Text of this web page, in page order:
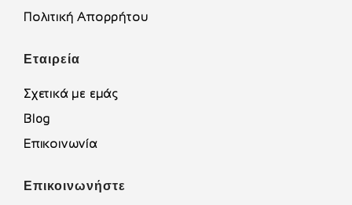
Πολιτική Απορρήτου
Εταιρεία
Σχετικά με εμάς
Blog
Επικοινωνία
Επικοινωνήστε